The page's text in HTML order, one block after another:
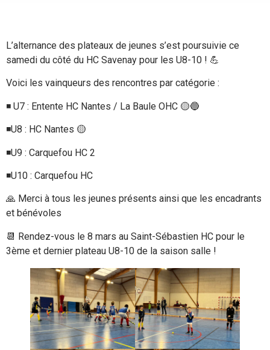
L’alternance des plateaux de jeunes s’est poursuivie ce
samedi du côté du HC Savenay pour les U8-10 ! 💪
Voici les vainqueurs des rencontres par catégorie :
◾️ U7 : Entente HC Nantes / La Baule OHC 🟡🔵
◾️U8 : HC Nantes 🟡
◾️U9 : Carquefou HC 2
◾️U10 : Carquefou HC
🙏 Merci à tous les jeunes présents ainsi que les encadrants
et bénévoles
📆 Rendez-vous le 8 mars au Saint-Sébastien HC pour le
3ème et dernier plateau U8-10 de la saison salle !